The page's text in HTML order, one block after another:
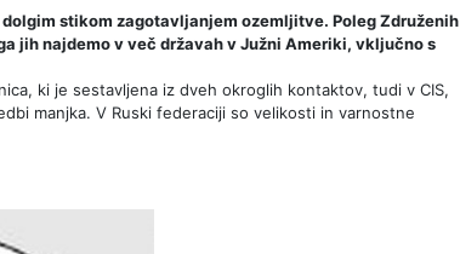
​​stikom zagotavljanjem ozemljitve. Poleg Združenih
jih najdemo v več državah v Južni Ameriki, vključno s
ki je sestavljena iz dveh okroglih kontaktov, tudi v CIS,
manjka. V Ruski federaciji so velikosti in varnostne